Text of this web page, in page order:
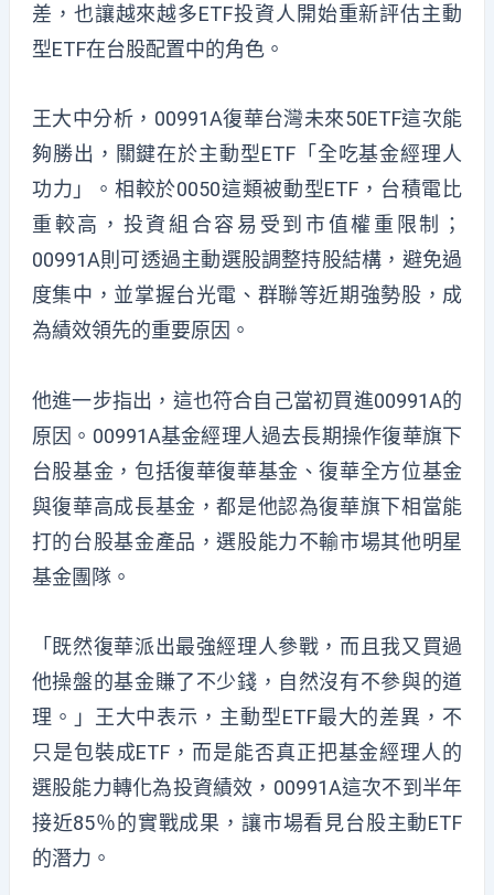
差，也讓越來越多ETF投資人開始重新評估主動
型ETF在台股配置中的角色。
王大中分析，00991A復華台灣未來50ETF這次能
夠勝出，關鍵在於主動型ETF「全吃基金經理人
功力」。相較於0050這類被動型ETF，台積電比
重較高，投資組合容易受到市值權重限制；
00991A則可透過主動選股調整持股結構，避免過
度集中，並掌握台光電、群聯等近期強勢股，成
為績效領先的重要原因。
他進一步指出，這也符合自己當初買進00991A的
原因。00991A基金經理人過去長期操作復華旗下
台股基金，包括復華復華基金、復華全方位基金
與復華高成長基金，都是他認為復華旗下相當能
打的台股基金產品，選股能力不輸市場其他明星
基金團隊。
「既然復華派出最強經理人參戰，而且我又買過
他操盤的基金賺了不少錢，自然沒有不參與的道
理。」王大中表示，主動型ETF最大的差異，不
只是包裝成ETF，而是能否真正把基金經理人的
選股能力轉化為投資績效，00991A這次不到半年
接近85％的實戰成果，讓市場看見台股主動ETF
的潛力。